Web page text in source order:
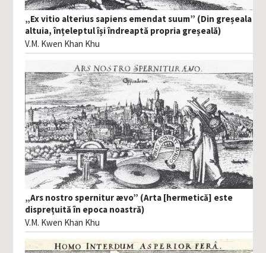
„Ex vitio alterius sapiens emendat suum” (Din greșeala
altuia, înțeleptul își îndreaptă propria greșeală)
V.M. Kwen Khan Khu
„Ars nostro spernitur ævo” (Arta [hermetică] este
disprețuită în epoca noastră)
V.M. Kwen Khan Khu